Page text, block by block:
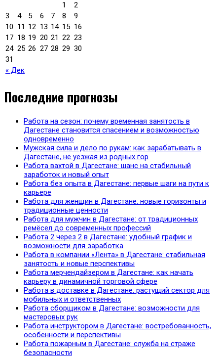
« Дек
1
2
3
4 5 6 7 8
9
10 11 12 13 14 15 16
17 18 19 20 21 22 23
24 25 26 27 28 29 30
31
Последние прогнозы
Работа на сезон: почему временная занятость в
Дагестане становится спасением и возможностью
одновременно
Мужская сила и дело по рукам: как зарабатывать в
Дагестане, не уезжая из родных гор
Работа вахтой в Дагестане: шанс на стабильный
заработок и новый опыт
Работа без опыта в Дагестане: первые шаги на пути к
карьере
Работа для женщин в Дагестане: новые горизонты и
традиционные ценности
Работа для мужчин в Дагестане: от традиционных
ремёсел до современных профессий
Работа 2 через 2 в Дагестане: удобный график и
возможности для заработка
Работа в компании «Лента» в Дагестане: стабильная
занятость и новые перспективы
Работа мерчендайзером в Дагестане: как начать
карьеру в динамичной торговой сфере
Работа в доставке в Дагестане: растущий сектор для
мобильных и ответственных
Работа сборщиком в Дагестане: возможности для
мастеровых рук
Работа инструктором в Дагестане: востребованность,
особенности и перспективы
Работа пожарным в Дагестане: служба на страже
безопасности